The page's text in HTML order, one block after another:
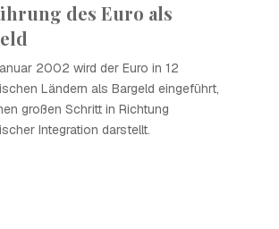
des Euro als
2002 wird der Euro in 12
Ländern als Bargeld eingeführt,
großen Schritt in Richtung
Integration darstellt.